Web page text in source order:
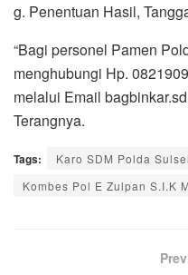
g. Penentuan Hasil,
“Bagi personel Pamen
menghubungi Hp.
melalui Email
Terangnya.
Tags:
Karo SDM Polda Sulsel
Kombes Pol E Zulpan S.I.K